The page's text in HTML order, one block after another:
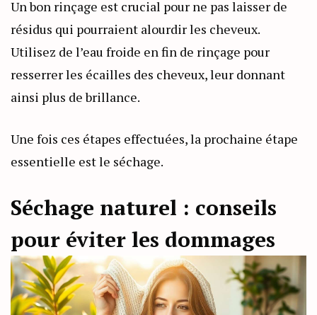
Un bon rinçage est crucial pour ne pas laisser de
résidus qui pourraient alourdir les cheveux.
Utilisez de l’eau froide en fin de rinçage pour
resserrer les écailles des cheveux, leur donnant
ainsi plus de brillance.
Une fois ces étapes effectuées, la prochaine étape
essentielle est le séchage.
Séchage naturel : conseils
pour éviter les dommages